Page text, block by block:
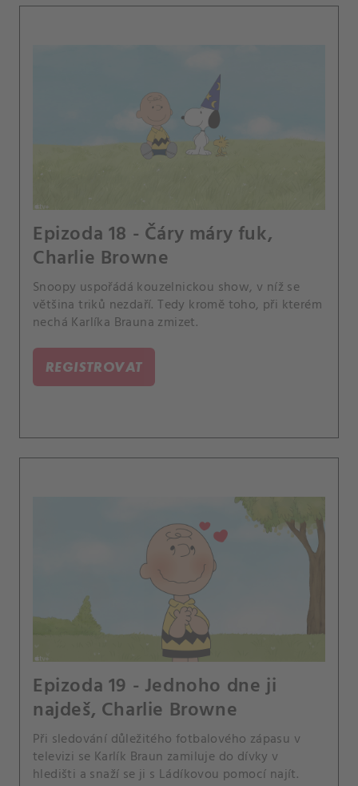
Epizoda 18 - Čáry máry fuk,
Charlie Browne
Snoopy uspořádá kouzelnickou show, v níž se
většina triků nezdaří. Tedy kromě toho, při kterém
nechá Karlíka Brauna zmizet.
REGISTROVAT
Epizoda 19 - Jednoho dne ji
najdeš, Charlie Browne
Při sledování důležitého fotbalového zápasu v
televizi se Karlík Braun zamiluje do dívky v
hledišti a snaží se ji s Ládíkovou pomocí najít.